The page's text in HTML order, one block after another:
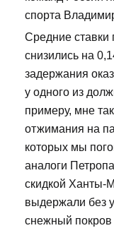
спорта
Средние ставки
снизились на
задержания
у одного из
примеру, мне
отжимания на
которых мы
аналоги
скидкой Ханты-
выдержали без
снежный покров